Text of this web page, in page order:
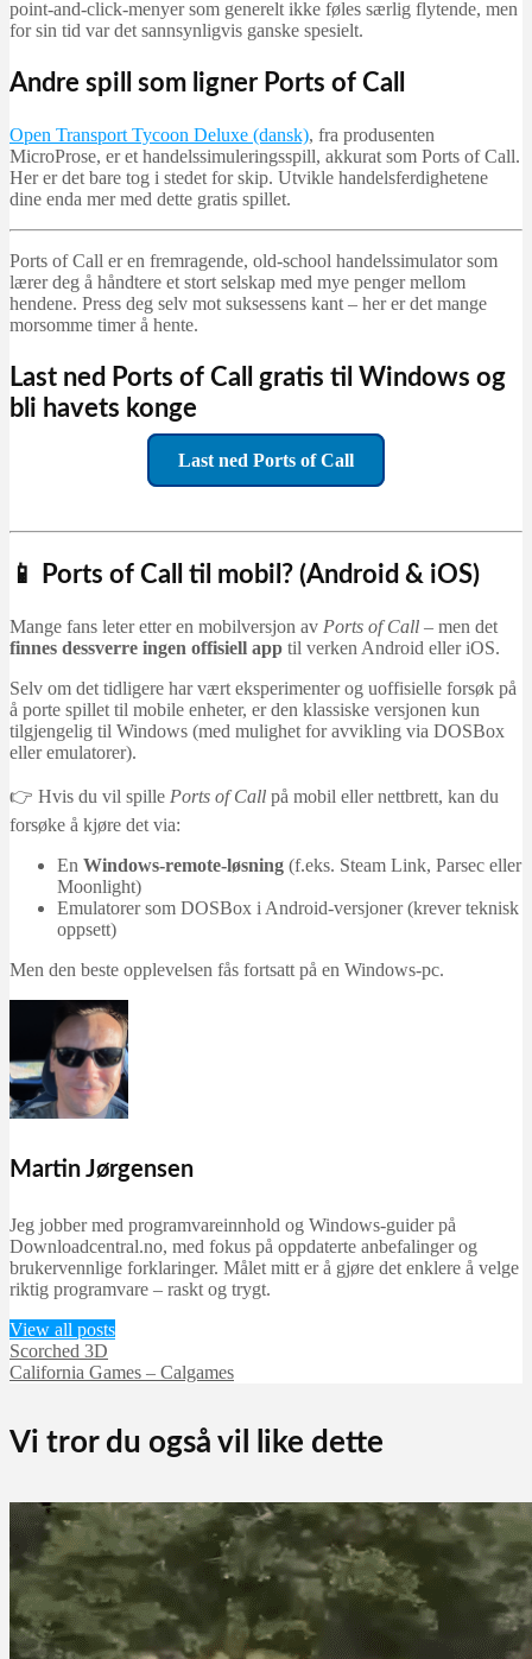
point-and-click-menyer som generelt ikke føles særlig flytende, men
for sin tid var det sannsynligvis ganske spesielt.
Andre spill som ligner Ports of Call
Open Transport Tycoon Deluxe (dansk), fra produsenten
MicroProse, er et handelssimuleringsspill, akkurat som Ports of Call.
Her er det bare tog i stedet for skip. Utvikle handelsferdighetene
dine enda mer med dette gratis spillet.
Ports of Call er en fremragende, old-school handelssimulator som
lærer deg å håndtere et stort selskap med mye penger mellom
hendene. Press deg selv mot suksessens kant – her er det mange
morsomme timer å hente.
Last ned Ports of Call gratis til Windows og
bli havets konge
Last ned Ports of Call
📱 Ports of Call til mobil? (Android & iOS)
Mange fans leter etter en mobilversjon av Ports of Call – men det
finnes dessverre ingen offisiell app til verken Android eller iOS.
Selv om det tidligere har vært eksperimenter og uoffisielle forsøk på
å porte spillet til mobile enheter, er den klassiske versjonen kun
tilgjengelig til Windows (med mulighet for avvikling via DOSBox
eller emulatorer).
👉 Hvis du vil spille Ports of Call på mobil eller nettbrett, kan du
forsøke å kjøre det via:
En Windows-remote-løsning (f.eks. Steam Link, Parsec eller
Moonlight)
Emulatorer som DOSBox i Android-versjoner (krever teknisk
oppsett)
Men den beste opplevelsen fås fortsatt på en Windows-pc.
Martin Jørgensen
Jeg jobber med programvareinnhold og Windows-guider på
Downloadcentral.no, med fokus på oppdaterte anbefalinger og
brukervennlige forklaringer. Målet mitt er å gjøre det enklere å velge
riktig programvare – raskt og trygt.
View all posts
Scorched 3D
California Games – Calgames
Vi tror du også vil like dette